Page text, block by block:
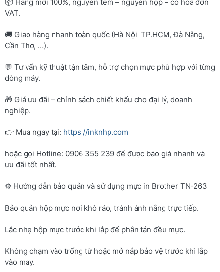
📦 Hàng mới 100%, nguyên tem – nguyên hộp – có hóa đơn
VAT.
🚚 Giao hàng nhanh toàn quốc (Hà Nội, TP.HCM, Đà Nẵng,
Cần Thơ, …).
💬 Tư vấn kỹ thuật tận tâm, hỗ trợ chọn mực phù hợp với từng
dòng máy.
🎁 Giá ưu đãi – chính sách chiết khấu cho đại lý, doanh
nghiệp.
👉 Mua ngay tại: https://inknhp.com
hoặc gọi Hotline: 0906 355 239 để được báo giá nhanh và
ưu đãi tốt nhất.
⚙️ Hướng dẫn bảo quản và sử dụng mực in Brother TN-263
Bảo quản hộp mực nơi khô ráo, tránh ánh nắng trực tiếp.
Lắc nhẹ hộp mực trước khi lắp để phân tán đều mực.
Không chạm vào trống từ hoặc mở nắp bảo vệ trước khi lắp
vào máy.